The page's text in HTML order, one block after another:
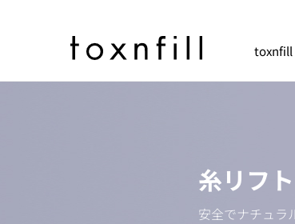
toxnfill
糸リフト
安全でナチュラ